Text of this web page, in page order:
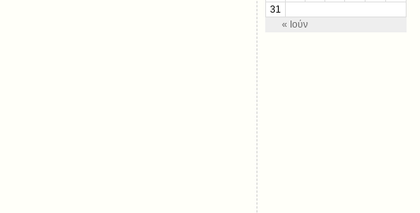
« Ιούν
31